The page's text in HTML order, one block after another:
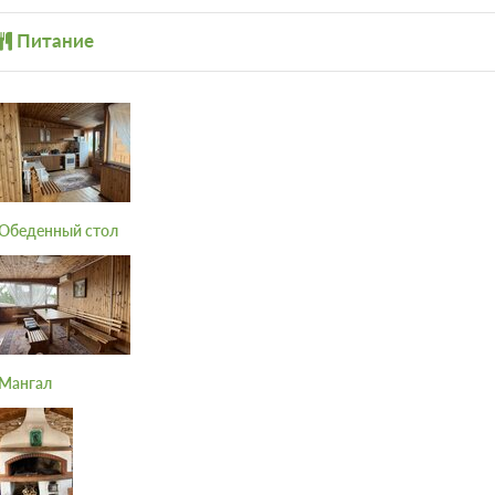
2
2 гостя
Обеденный стол
Питание
стол